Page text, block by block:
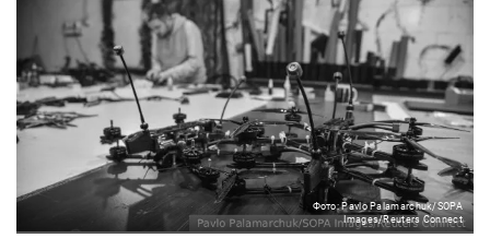
Фото: Pavlo Palamarchuk/SOPA
Images/Reuters Connect